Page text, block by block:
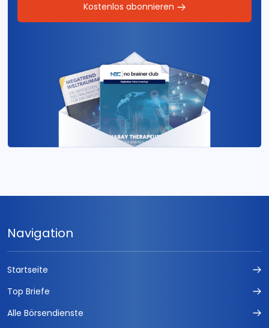
Kostenlos abonnieren
Navigation
Startseite
Top Briefe
Alle Börsendienste